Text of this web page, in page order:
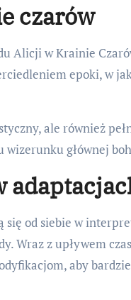
czarów
Alicji w Krainie
epoki, w
ale również
wizerunku głównej
od siebie w
Wraz z upływem
aby